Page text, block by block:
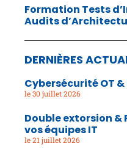
Formation Tests
Audits
DERNIÈRES
Cybersécurité OT
30 juillet 2026
Double extorsion &
vos équipes IT
21 juillet 2026